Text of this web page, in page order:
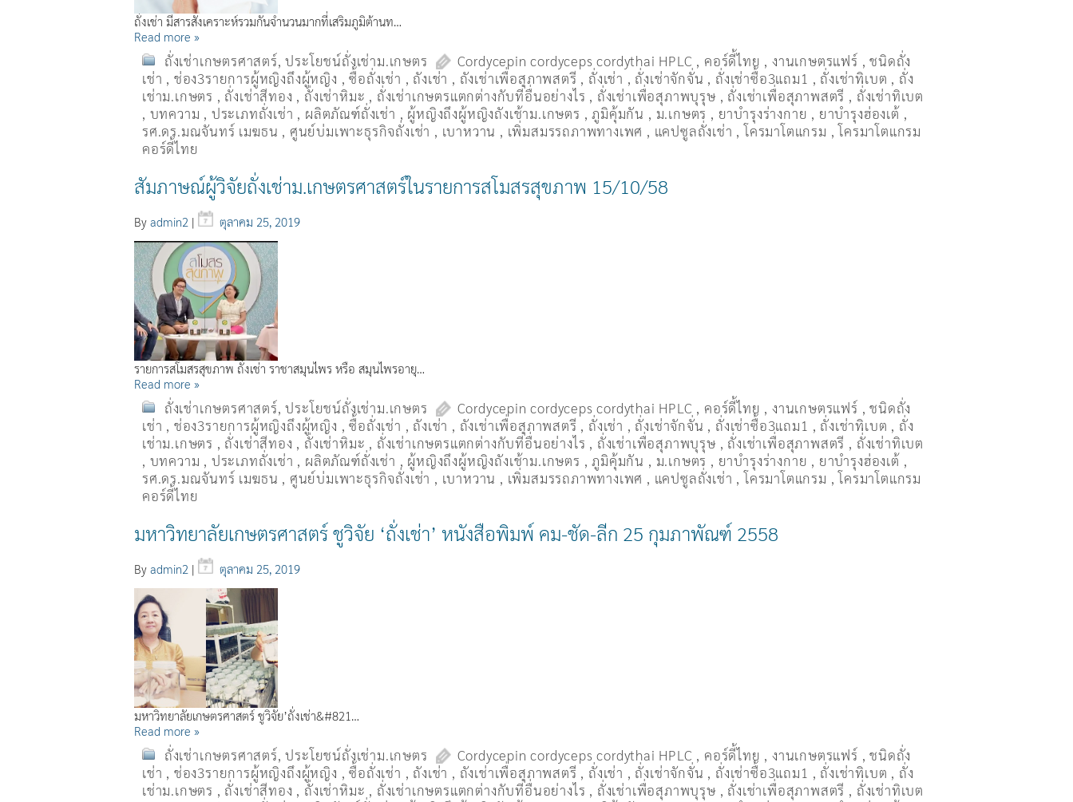
ถั่งเช่า มีสารสังเคราะห์รวมกันจำนวนมากที่เสริมภูมิต้านท…
Read more »
ถั่งเช่าเกษตรศาสตร์,ประโยชน์ถั่งเช่าม.เกษตร Cordycepin cordyceps cordythai HPLC , คอร์ดี้ไทย ,งานเกษตรแฟร์ ,ชนิดถั่ง
เช่า , ช่อง3รายการผู้หญิงถึงผู้หญิง ,ซื้อถั่งเช่า , ถังเช่า , ถังเช่าเพื่อสุภาพสตรี , ถั่งเช่า , ถั่งเช่าจักจั่น , ถั่งเช่าซื้อ3แถม1 , ถั่งเช่าทิเบต , ถั่ง
เช่าม.เกษตร , ถั่งเช่าสีทอง , ถั่งเช่าหิมะ , ถั่งเช่าเกษตรแตกต่างกับที่อื่นอย่างไร , ถั่งเช่าเพื่อสุภาพบุรุษ , ถั่งเช่าเพื่อสุภาพสตรี , ถั่่งเช่าทิเบต
, บทความ , ประเภทถั่งเช่า , ผลิตภัณฑ์ถั่งเช่า , ผู้หญิงถึงผู้หญิงถังเช้าม.เกษตร ,ภูมิคุ้มกัน , ม.เกษตร , ยาบำรุงร่างกาย , ยาบำรุงฮ่องเต้ ,
รศ.ดร.มณจันทร์ เมฆธน , ศูนย์บ่มเพาะธุรกิจถั่งเช่า , เบาหวาน , เพิ่มสมรรถภาพทางเพศ , แคปซูลถั่งเช่า ,โครมาโตแกรม ,โครมาโตแกรม
คอร์ดี้ไทย
สัมภาษณ์ผู้วิจัยถั่งเช่าม.เกษตรศาสตร์ในรายการสโมสรสุขภาพ 15/10/58
By admin2 | ตุลาคม 25, 2019
รายการสโมสรสุขภาพ ถั่งเช่า ราชาสมุนไพร หรือ สมุนไพรอายุ…
Read more »
ถั่งเช่าเกษตรศาสตร์,ประโยชน์ถั่งเช่าม.เกษตร Cordycepin cordyceps cordythai HPLC , คอร์ดี้ไทย ,งานเกษตรแฟร์ ,ชนิดถั่ง
เช่า , ช่อง3รายการผู้หญิงถึงผู้หญิง ,ซื้อถั่งเช่า , ถังเช่า , ถังเช่าเพื่อสุภาพสตรี , ถั่งเช่า , ถั่งเช่าจักจั่น , ถั่งเช่าซื้อ3แถม1 , ถั่งเช่าทิเบต , ถั่ง
เช่าม.เกษตร , ถั่งเช่าสีทอง , ถั่งเช่าหิมะ , ถั่งเช่าเกษตรแตกต่างกับที่อื่นอย่างไร , ถั่งเช่าเพื่อสุภาพบุรุษ , ถั่งเช่าเพื่อสุภาพสตรี , ถั่่งเช่าทิเบต
, บทความ , ประเภทถั่งเช่า , ผลิตภัณฑ์ถั่งเช่า , ผู้หญิงถึงผู้หญิงถังเช้าม.เกษตร ,ภูมิคุ้มกัน , ม.เกษตร , ยาบำรุงร่างกาย , ยาบำรุงฮ่องเต้ ,
รศ.ดร.มณจันทร์ เมฆธน , ศูนย์บ่มเพาะธุรกิจถั่งเช่า , เบาหวาน , เพิ่มสมรรถภาพทางเพศ , แคปซูลถั่งเช่า ,โครมาโตแกรม ,โครมาโตแกรม
คอร์ดี้ไทย
มหาวิทยาลัยเกษตรศาสตร์ ชูวิจัย ‘ถั่งเช่า’ หนังสือพิมพ์ คม-ชัด-ลีก 25 กุมภาพัณฑ์ 2558
By admin2 | ตุลาคม 25, 2019
มหาวิทยาลัยเกษตรศาสตร์ ชูวิจัย’ถั่งเช่า&#821…
Read more »
ถั่งเช่าเกษตรศาสตร์,ประโยชน์ถั่งเช่าม.เกษตร Cordycepin cordyceps cordythai HPLC , คอร์ดี้ไทย ,งานเกษตรแฟร์ ,ชนิดถั่ง
เช่า , ช่อง3รายการผู้หญิงถึงผู้หญิง ,ซื้อถั่งเช่า , ถังเช่า , ถังเช่าเพื่อสุภาพสตรี , ถั่งเช่า , ถั่งเช่าจักจั่น , ถั่งเช่าซื้อ3แถม1 , ถั่งเช่าทิเบต , ถั่ง
เช่าม.เกษตร , ถั่งเช่าสีทอง , ถั่งเช่าหิมะ , ถั่งเช่าเกษตรแตกต่างกับที่อื่นอย่างไร , ถั่งเช่าเพื่อสุภาพบุรุษ , ถั่งเช่าเพื่อสุภาพสตรี , ถั่่งเช่าทิเบต